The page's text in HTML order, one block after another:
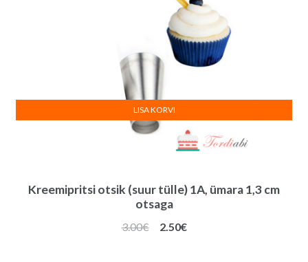
Kreemipritsi otsik (suur tülle) 1A, ümara 1,3 cm
otsaga
3.00€
Algne
2.50€Praegune
LISA KORVI